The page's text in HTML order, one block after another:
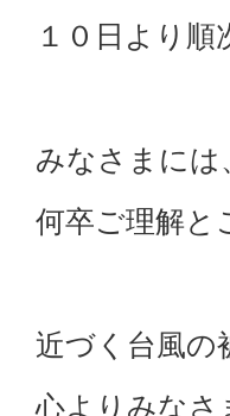
１０日より
みなさまに
何卒ご理解と
近づく台風の
心よりみなさ